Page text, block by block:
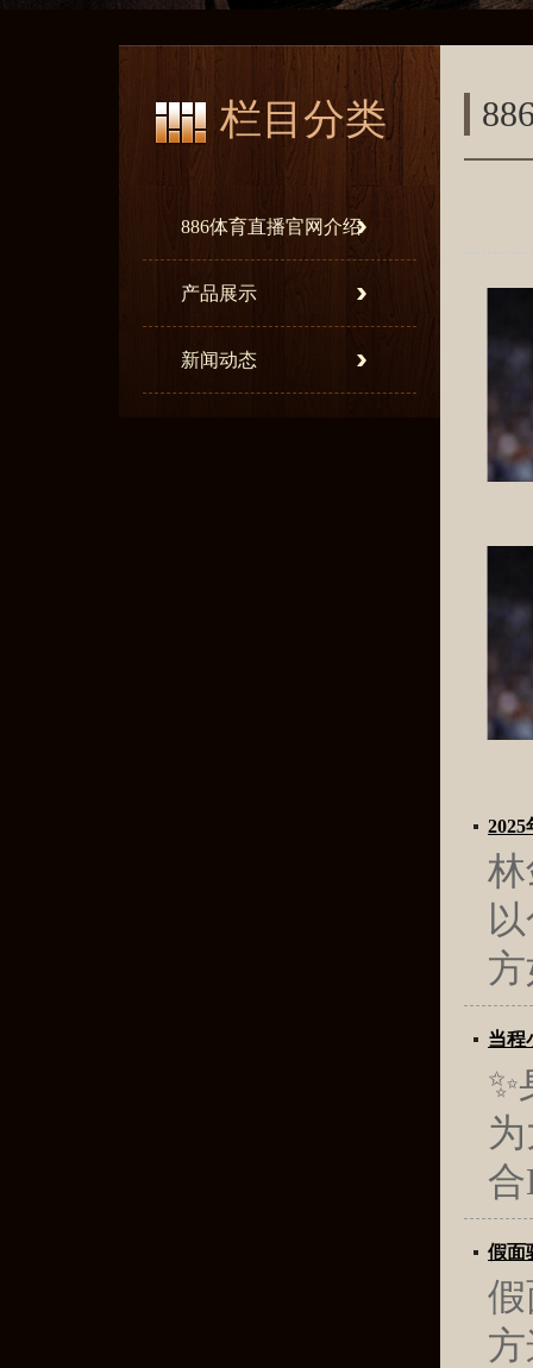
栏目分类
886体育直播官网介绍
产品展示
新闻动态
当程
假面